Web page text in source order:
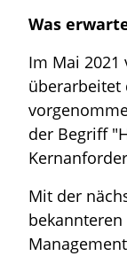
Was
Im Mai 2021
überarbeitet
der Begriff
Mit der